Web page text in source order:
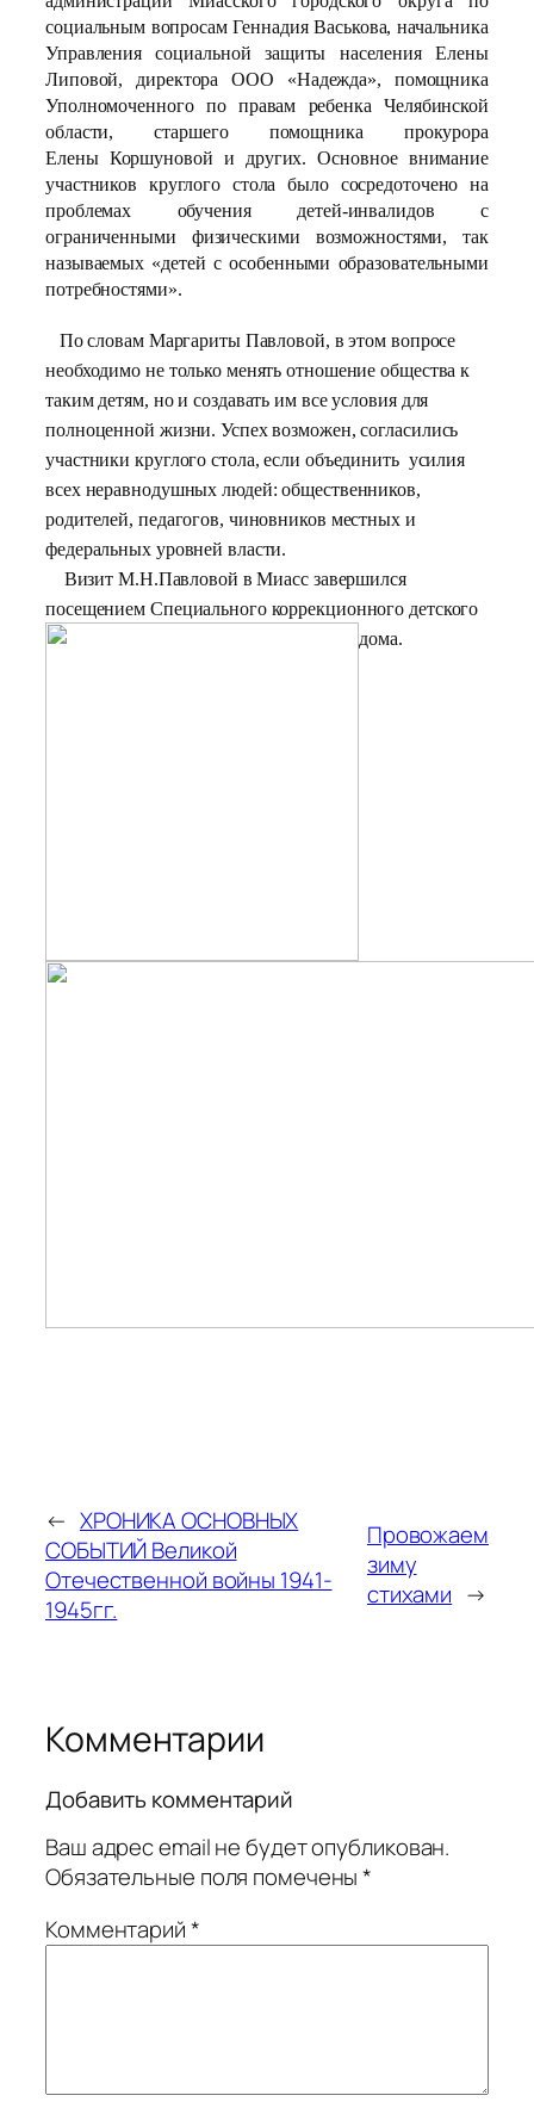
социальным вопросам Геннадия Васькова, начальника
Управления социальной защиты населения Елены
Липовой, директора ООО «Надежда», помощника
Уполномоченного по правам ребенка Челябинской
области, старшего помощника прокурора
Елены Коршуновой и других. Основное внимание
участников круглого стола было сосредоточено на
проблемах обучения детей-инвалидов с
ограниченными физическими возможностями, так
называемых «детей с особенными образовательными
потребностями».
По словам Маргариты Павловой, в этом вопросе
необходимо не только менять отношение общества к
таким детям, но и создавать им все условия для
полноценной жизни. Успех возможен, согласились
участники круглого стола, если объединить усилия
всех неравнодушных людей: общественников,
родителей, педагогов, чиновников местных и
федеральных уровней власти.
Визит М.Н.Павловой в Миасс завершился
посещением Специального коррекционного детского
дома.
← ХРОНИКА ОСНОВНЫХ
СОБЫТИЙ Великой
Отечественной войны 1941-
1945гг.
Провожаем
зиму
стихами →
Комментарии
Добавить комментарий
Ваш адрес email не будет опубликован.
Обязательные поля помечены*
Комментарий*